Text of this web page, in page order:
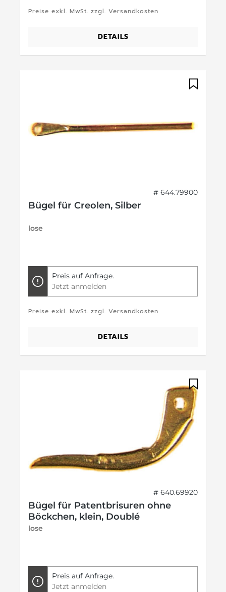
Preise exkl. MwSt. zzgl. Versandkosten
DETAILS
# 644.79900
Bügel für Creolen, Silber
lose
Preis auf Anfrage.
Jetzt anmelden
Preise exkl. MwSt. zzgl. Versandkosten
DETAILS
# 640.69920
Bügel für Patentbrisuren ohne
Böckchen, klein, Doublé
lose
Preis auf Anfrage.
Jetzt anmelden